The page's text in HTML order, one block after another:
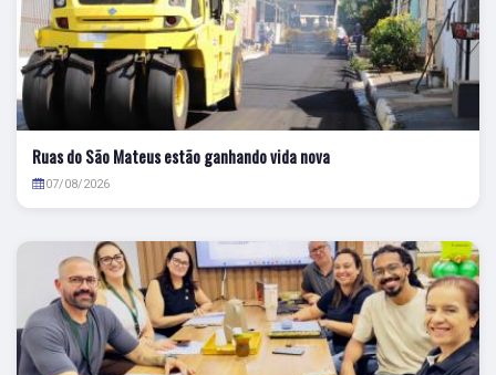
Ruas do São Mateus estão ganhando vida nova
07/08/2026